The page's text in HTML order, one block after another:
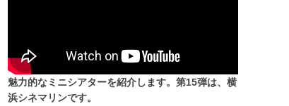
魅力的なミニシアターを紹介します。第15弾は、横
浜シネマリンです。